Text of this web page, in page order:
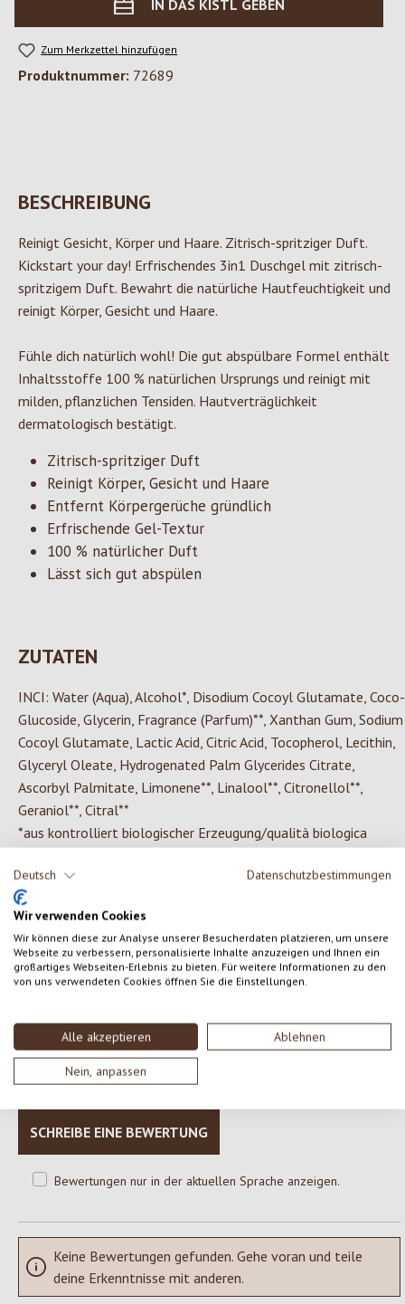
Deutsch Datenschutzbestimmungen
Wir verwenden Cookies
Wir können diese zur Analyse unserer Besucherdaten platzieren, um unsere
Webseite zu verbessern, personalisierte Inhalte anzuzeigen und Ihnen ein
großartiges Webseiten-Erlebnis zu bieten. Für weitere Informationen zu den
von uns verwendeten Cookies öffnen Sie die Einstellungen.
Alle akzeptieren Ablehnen
Nein, anpassen
IN DAS KISTL GEBEN
Zum Merkzettel hinzufügen
Produktnummer: 72689
BESCHREIBUNG
Reinigt Gesicht, Körper und Haare. Zitrisch-spritziger Duft.
Kickstart your day! Erfrischendes 3in1 Duschgel mit zitrisch-
spritzigem Duft. Bewahrt die natürliche Hautfeuchtigkeit und
reinigt Körper, Gesicht und Haare.
Fühle dich natürlich wohl! Die gut abspülbare Formel enthält
Inhaltsstoffe 100 % natürlichen Ursprungs und reinigt mit
milden, pflanzlichen Tensiden. Hautverträglichkeit
dermatologisch bestätigt.
Zitrisch-spritziger Duft
Reinigt Körper, Gesicht und Haare
Entfernt Körpergerüche gründlich
Erfrischende Gel-Textur
100 % natürlicher Duft
Lässt sich gut abspülen
ZUTATEN
INCI: Water (Aqua), Alcohol*, Disodium Cocoyl Glutamate, Coco-
Glucoside, Glycerin, Fragrance (Parfum)**, Xanthan Gum, Sodium
Cocoyl Glutamate, Lactic Acid, Citric Acid, Tocopherol, Lecithin,
Glyceryl Oleate, Hydrogenated Palm Glycerides Citrate,
Ascorbyl Palmitate, Limonene**, Linalool**, Citronellol**,
Geraniol**, Citral**
*aus kontrolliert biologischer Erzeugung/qualità biologica
**aus natürlich ätherischen Ölen und/oder Pflanzenextrakten/a
base di oli essenziali naturali e/o estratti vegetali
0 von 0 Bewertungen
Durchschnittliche Bewertung von 0 von 5 Sternen
Gib eine Bewertung ab!
Teile deine Erfahrungen mit dem Produkt mit anderen Kunden.
SCHREIBE EINE BEWERTUNG
Bewertungen nur in der aktuellen Sprache anzeigen.
Keine Bewertungen gefunden. Gehe voran und teile
deine Erkenntnisse mit anderen.